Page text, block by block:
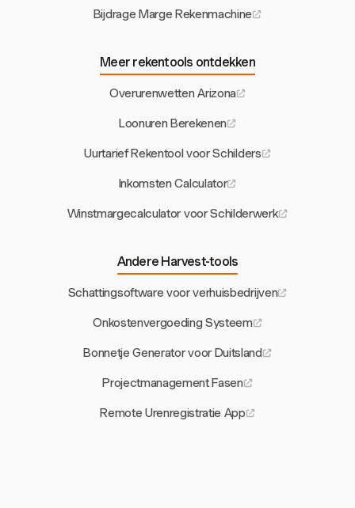
Bijdrage Marge Rekenmachine
Meer rekentools ontdekken
Overurenwetten Arizona
Loonuren Berekenen
Uurtarief Rekentool voor Schilders
Inkomsten Calculator
Winstmargecalculator voor Schilderwerk
Andere Harvest-tools
Schattingsoftware voor verhuisbedrijven
Onkostenvergoeding Systeem
Bonnetje Generator voor Duitsland
Projectmanagement Fasen
Remote Urenregistratie App